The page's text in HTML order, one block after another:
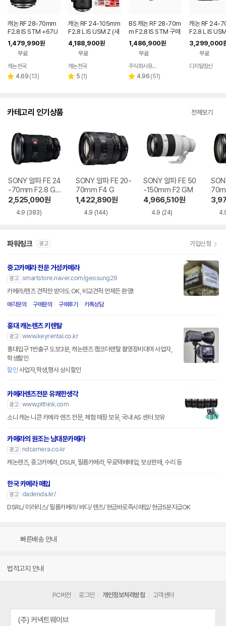
캐논 RF 28-70mm
F2.8 IS STM +67U
V+(새제품보유)
1,479,990원
무료
페이
캐논천국
별 4.69 리
(13)
캐논 RF 24-105mm
F2.8 L IS USM Z (새
제품보유)
4,188,900원
무료
캐논천국
별 5 리
(1)
BS 캐논 RF 28-70m
m F2.8 IS STM 구매
시UV67필터+포토리
뷰시전용후드 rf2870
stm
1,486,900원
무료
주식회사 BS디지털
별 4.96 리
(51)
캐논 RF 24-
F2.8 L IS
라 렌즈
3,299,000
무료
디지탈창신
카테고리 인기상품 전체보기
SONY 알파 FE 24
-70mm F2.8 GM
II2,525,090원
4.9 (383)
SONY 알파 FE 20-
70mm F4 G
1,422,890원
4.9 (144)
SONY 알파 FE 50
-150mm F2 GM
4,966,510원
4.9 (24)
파워링크 광고 가입신청
중고카메라 전문 거성카메라
광고 smartstore.naver.com/geosung29
카메라/렌즈 견적만 받아도 OK, 비교견적 언제든 환영!
매각문의 구매문의 구매후기 카톡상담
홍대 캐논렌즈 키렌탈
광고 www.keyrental.co.kr
홍대입구 1번출구 도보3분, 캐논렌즈 캠코더렌탈 촬영장비대여 사업자,
학생할인
할인 사업자,학생,행사 상시할인
카메라렌즈전문 유쾌한생각
광고 www.plthink.com
소니 캐논 니콘 카메라 렌즈 전문, 체험 매장 보유, 국내 AS 센터 보유
카메라의 원조는 남대문카메라
광고
ndcamera.co.kr
캐논렌즈, 중고카메라, DSLR, 필름카메라, 무료택배매입, 보상판매, 수리 등
한국 카메라 매입
광고
dadenda.kr/
DSRL/ 미러리스/ 필름카메라/ 바디/ 렌즈/ 현금바로즉시매입/ 현금5분지급OK
빠른배송 안내
법적고지 안내
PC버전 로그인 개인정보처리방침 고객센터
(주) 커넥트웨이브